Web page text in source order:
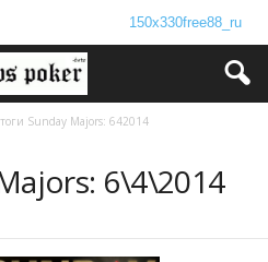
Sunday Majors: 642014
6\4\2014